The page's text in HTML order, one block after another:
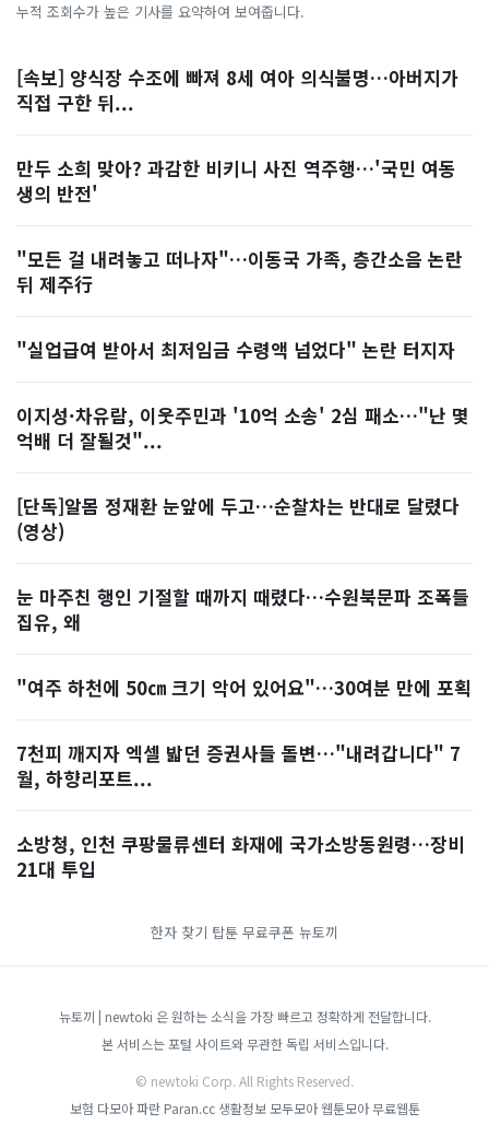
누적 조회수가 높은 기사를 요약하여 보여줍니다.
[속보] 양식장 수조에 빠져 8세 여아 의식불명…아버지가
직접 구한 뒤...
만두 소희 맞아? 과감한 비키니 사진 역주행…'국민 여동
생의 반전'
"모든 걸 내려놓고 떠나자"…이동국 가족, 층간소음 논란
뒤 제주行
"실업급여 받아서 최저임금 수령액 넘었다" 논란 터지자
이지성·차유람, 이웃주민과 '10억 소송' 2심 패소…"난 몇
억배 더 잘될것"...
[단독]알몸 정재환 눈앞에 두고…순찰차는 반대로 달렸다
(영상)
눈 마주친 행인 기절할 때까지 때렸다…수원북문파 조폭들
집유, 왜
"여주 하천에 50㎝ 크기 악어 있어요"…30여분 만에 포획
7천피 깨지자 엑셀 밟던 증권사들 돌변…"내려갑니다" 7
월, 하향리포트...
소방청, 인천 쿠팡물류센터 화재에 국가소방동원령…장비
21대 투입
한자 찾기 탑툰 무료쿠폰 뉴토끼
뉴토끼 | newtoki 은 원하는 소식을 가장 빠르고 정확하게 전달합니다.
본 서비스는 포털 사이트와 무관한 독립 서비스입니다.
© newtoki Corp. All Rights Reserved.
보험 다모아 파란 Paran.cc 생활정보 모두모아 웹툰모아 무료웹툰